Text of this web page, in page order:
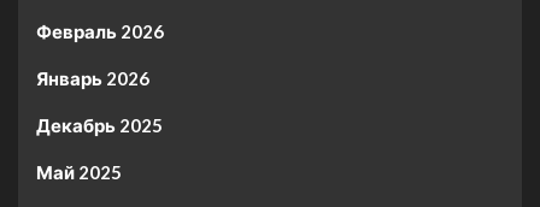
Февраль 2026
Январь 2026
Декабрь 2025
Май 2025